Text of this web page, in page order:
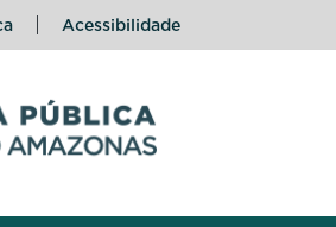
Acessibilidade
do Amazonas